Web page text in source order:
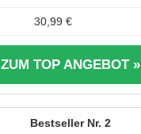
30,99 €
ZUM TOP ANGEBOT »
2